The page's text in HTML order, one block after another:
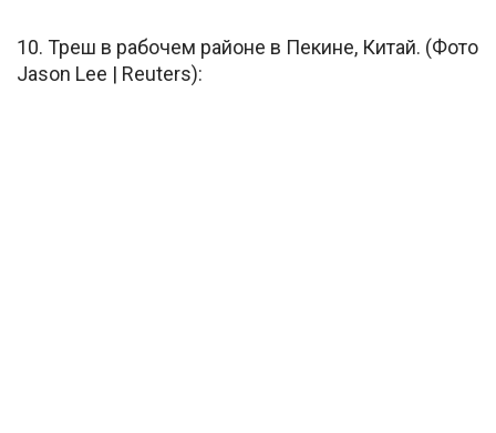
10. Треш в рабочем районе в Пекине, Китай. (Фото
Jason Lee | Reuters):